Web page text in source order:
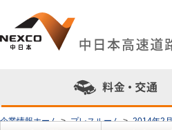
企業情報ホーム > プレスルーム > 2014年2